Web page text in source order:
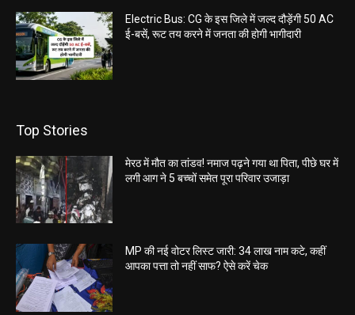
Electric Bus: CG के इस जिले में जल्द दौड़ेंगी 50 AC
ई-बसें, रूट तय करने में जनता की होगी भागीदारी
Top Stories
मेरठ में मौत का तांडव! नमाज पढ़ने गया था पिता, पीछे घर में
लगी आग ने 5 बच्चों समेत पूरा परिवार उजाड़ा
MP की नई वोटर लिस्ट जारी: 34 लाख नाम कटे, कहीं
आपका पत्ता तो नहीं साफ? ऐसे करें चेक